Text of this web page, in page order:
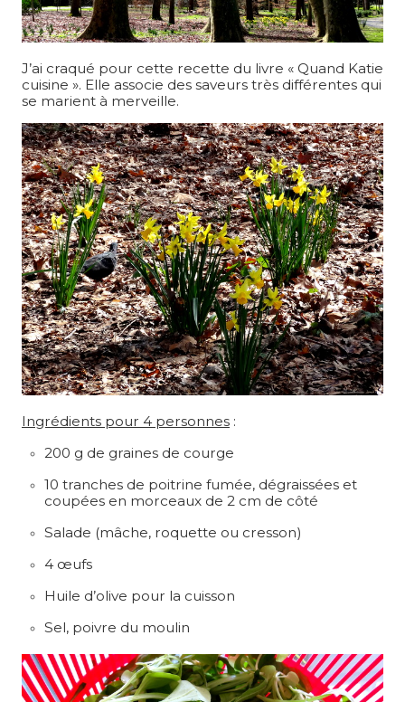
J’ai craqué pour cette recette du livre « Quand Katie
cuisine ». Elle associe des saveurs très différentes qui
se marient à merveille.
Ingrédients pour 4 personnes :
200 g de graines de courge
10 tranches de poitrine fumée, dégraissées et
coupées en morceaux de 2 cm de côté
Salade (mâche, roquette ou cresson)
4 œufs
Huile d’olive pour la cuisson
Sel, poivre du moulin